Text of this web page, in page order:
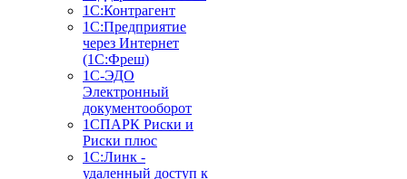
1С:Контрагент
1С:Предприятие
через Интернет
(1С:Фреш)
1С-ЭДО
Электронный
документооборот
1СПАРК Риски и
Риски плюс
1С:Линк -
удаленный доступ к